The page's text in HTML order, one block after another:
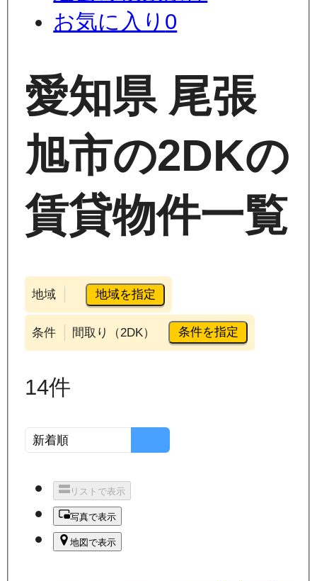
お気に入り 0
愛知県 尾張
旭市の2DKの
賃貸物件一覧
地域 地域を指定
条件 間取り（2DK） 条件を指定
14件
リストで表示
写真で表示
地図で表示